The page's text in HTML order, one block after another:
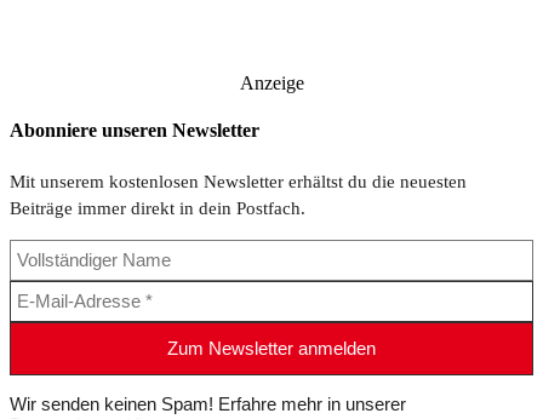
Anzeige
Abonniere unseren Newsletter
Mit unserem kostenlosen Newsletter erhältst du die neuesten
Beiträge immer direkt in dein Postfach.
Wir senden keinen Spam! Erfahre mehr in unserer